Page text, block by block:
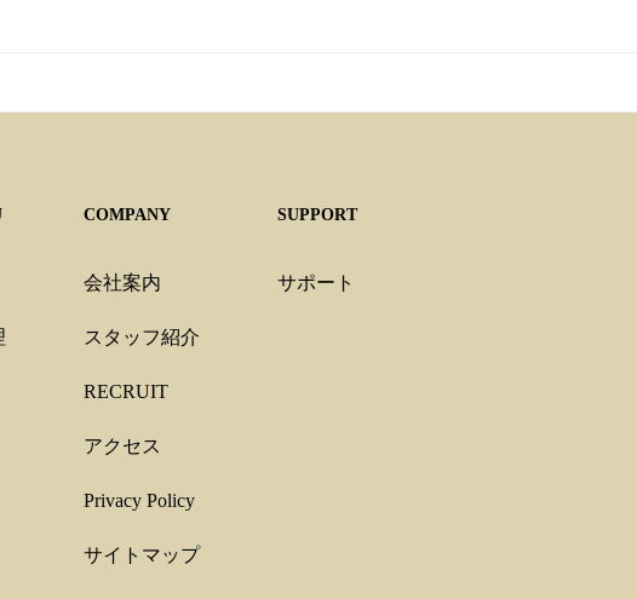
COMPANY
会社案内
スタッフ紹介
RECRUIT
アクセス
Privacy Policy
サイトマップ
SUPPORT
サポート